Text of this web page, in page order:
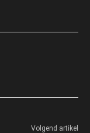
Volgend artikel